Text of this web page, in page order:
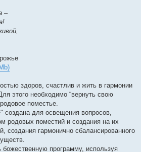
–
здоров, счастлив и жить в гармонии
этого необходимо “вернуть свою
поместье.
создана для освещения вопросов,
родовых поместий и создания на их
создания гармонично сбалансированного
программу, используя